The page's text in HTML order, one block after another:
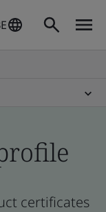
certificates